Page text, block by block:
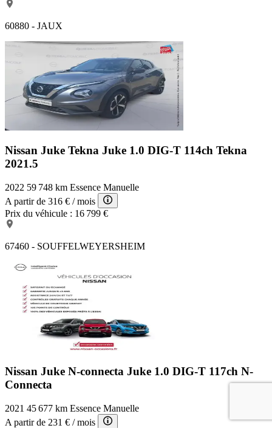
60880 - JAUX
Nissan Juke Tekna Juke 1.0 DIG-T 114ch Tekna
2021.5
2022 59 748 km Essence Manuelle
A partir de 316 € / mois
Prix du véhicule : 16 799 €
67460 - SOUFFELWEYERSHEIM
Nissan Juke N-connecta Juke 1.0 DIG-T 117ch N-
Connecta
2021 45 677 km Essence Manuelle
A partir de 231 € / mois